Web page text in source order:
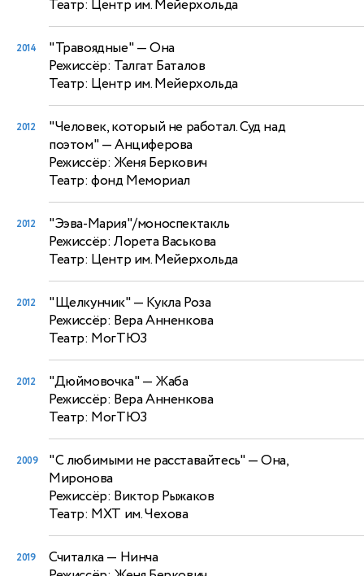
Театр: Центр им. Мейерхольда
2014 "Травоядные"— Она
Режиссёр: Талгат Баталов
Театр: Центр им. Мейерхольда
2012
"Человек, который не работал. Суд над
поэтом"— Анциферова
Режиссёр: Женя Беркович
Театр: фонд Мемориал
2012
"Ээва-Мария"/моноспектакль
Режиссёр: Лорета Васькова
Театр: Центр им. Мейерхольда
2012 "Щелкунчик"— Кукла Роза
Режиссёр: Вера Анненкова
Театр: МогТЮЗ
2012 "Дюймовочка"— Жаба
Режиссёр: Вера Анненкова
Театр: МогТЮЗ
2009 "С любимыми не расставайтесь"— Она,
Миронова
Режиссёр: Виктор Рыжаков
Театр: МХТ им. Чехова
2019 Считалка— Нинча